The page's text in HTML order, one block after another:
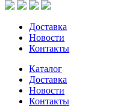
Доставка
Новости
Контакты
Каталог
Доставка
Новости
Контакты